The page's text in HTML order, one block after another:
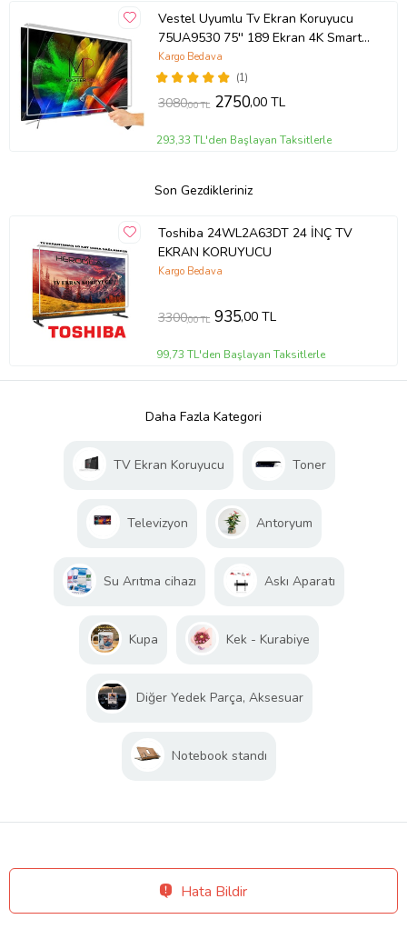
Vestel Uyumlu Tv Ekran Koruyucu
75UA9530 75'' 189 Ekran 4K Smart
Android TV
(1)
Kargo Bedava
3080,00 TL 2750,00 TL
293,33 TL'den Başlayan Taksitlerle
Son Gezdikleriniz
Toshiba 24WL2A63DT 24 İNÇ TV
EKRAN KORUYUCU
Kargo Bedava
3300,00 TL 935,00 TL
99,73 TL'den Başlayan Taksitlerle
Daha Fazla Kategori
TV Ekran Koruyucu Toner
Televizyon Antoryum
Su Arıtma cihazı Askı Aparatı
Kupa Kek - Kurabiye
Diğer Yedek Parça, Aksesuar
Notebook standı
Hata Bildir